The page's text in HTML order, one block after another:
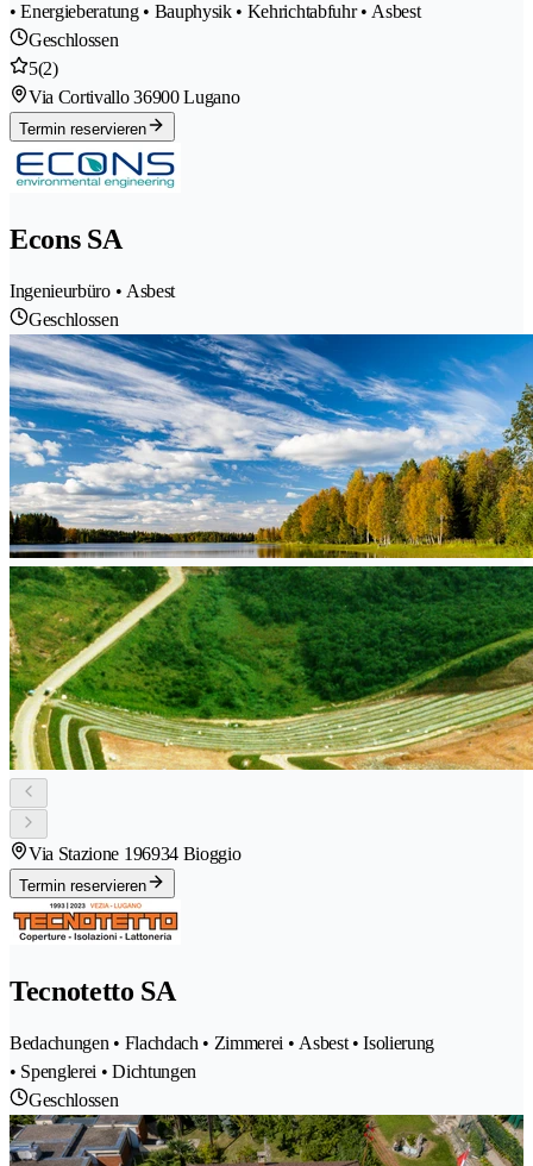
• Energieberatung • Bauphysik • Kehrichtabfuhr • Asbest
Geschlossen
5(2)
Via Cortivallo 36900 Lugano
Termin reservieren
Econs SA
Ingenieurbüro • Asbest
Geschlossen
Via Stazione 196934 Bioggio
Termin reservieren
Tecnotetto SA
Bedachungen • Flachdach • Zimmerei • Asbest • Isolierung
• Spenglerei • Dichtungen
Geschlossen